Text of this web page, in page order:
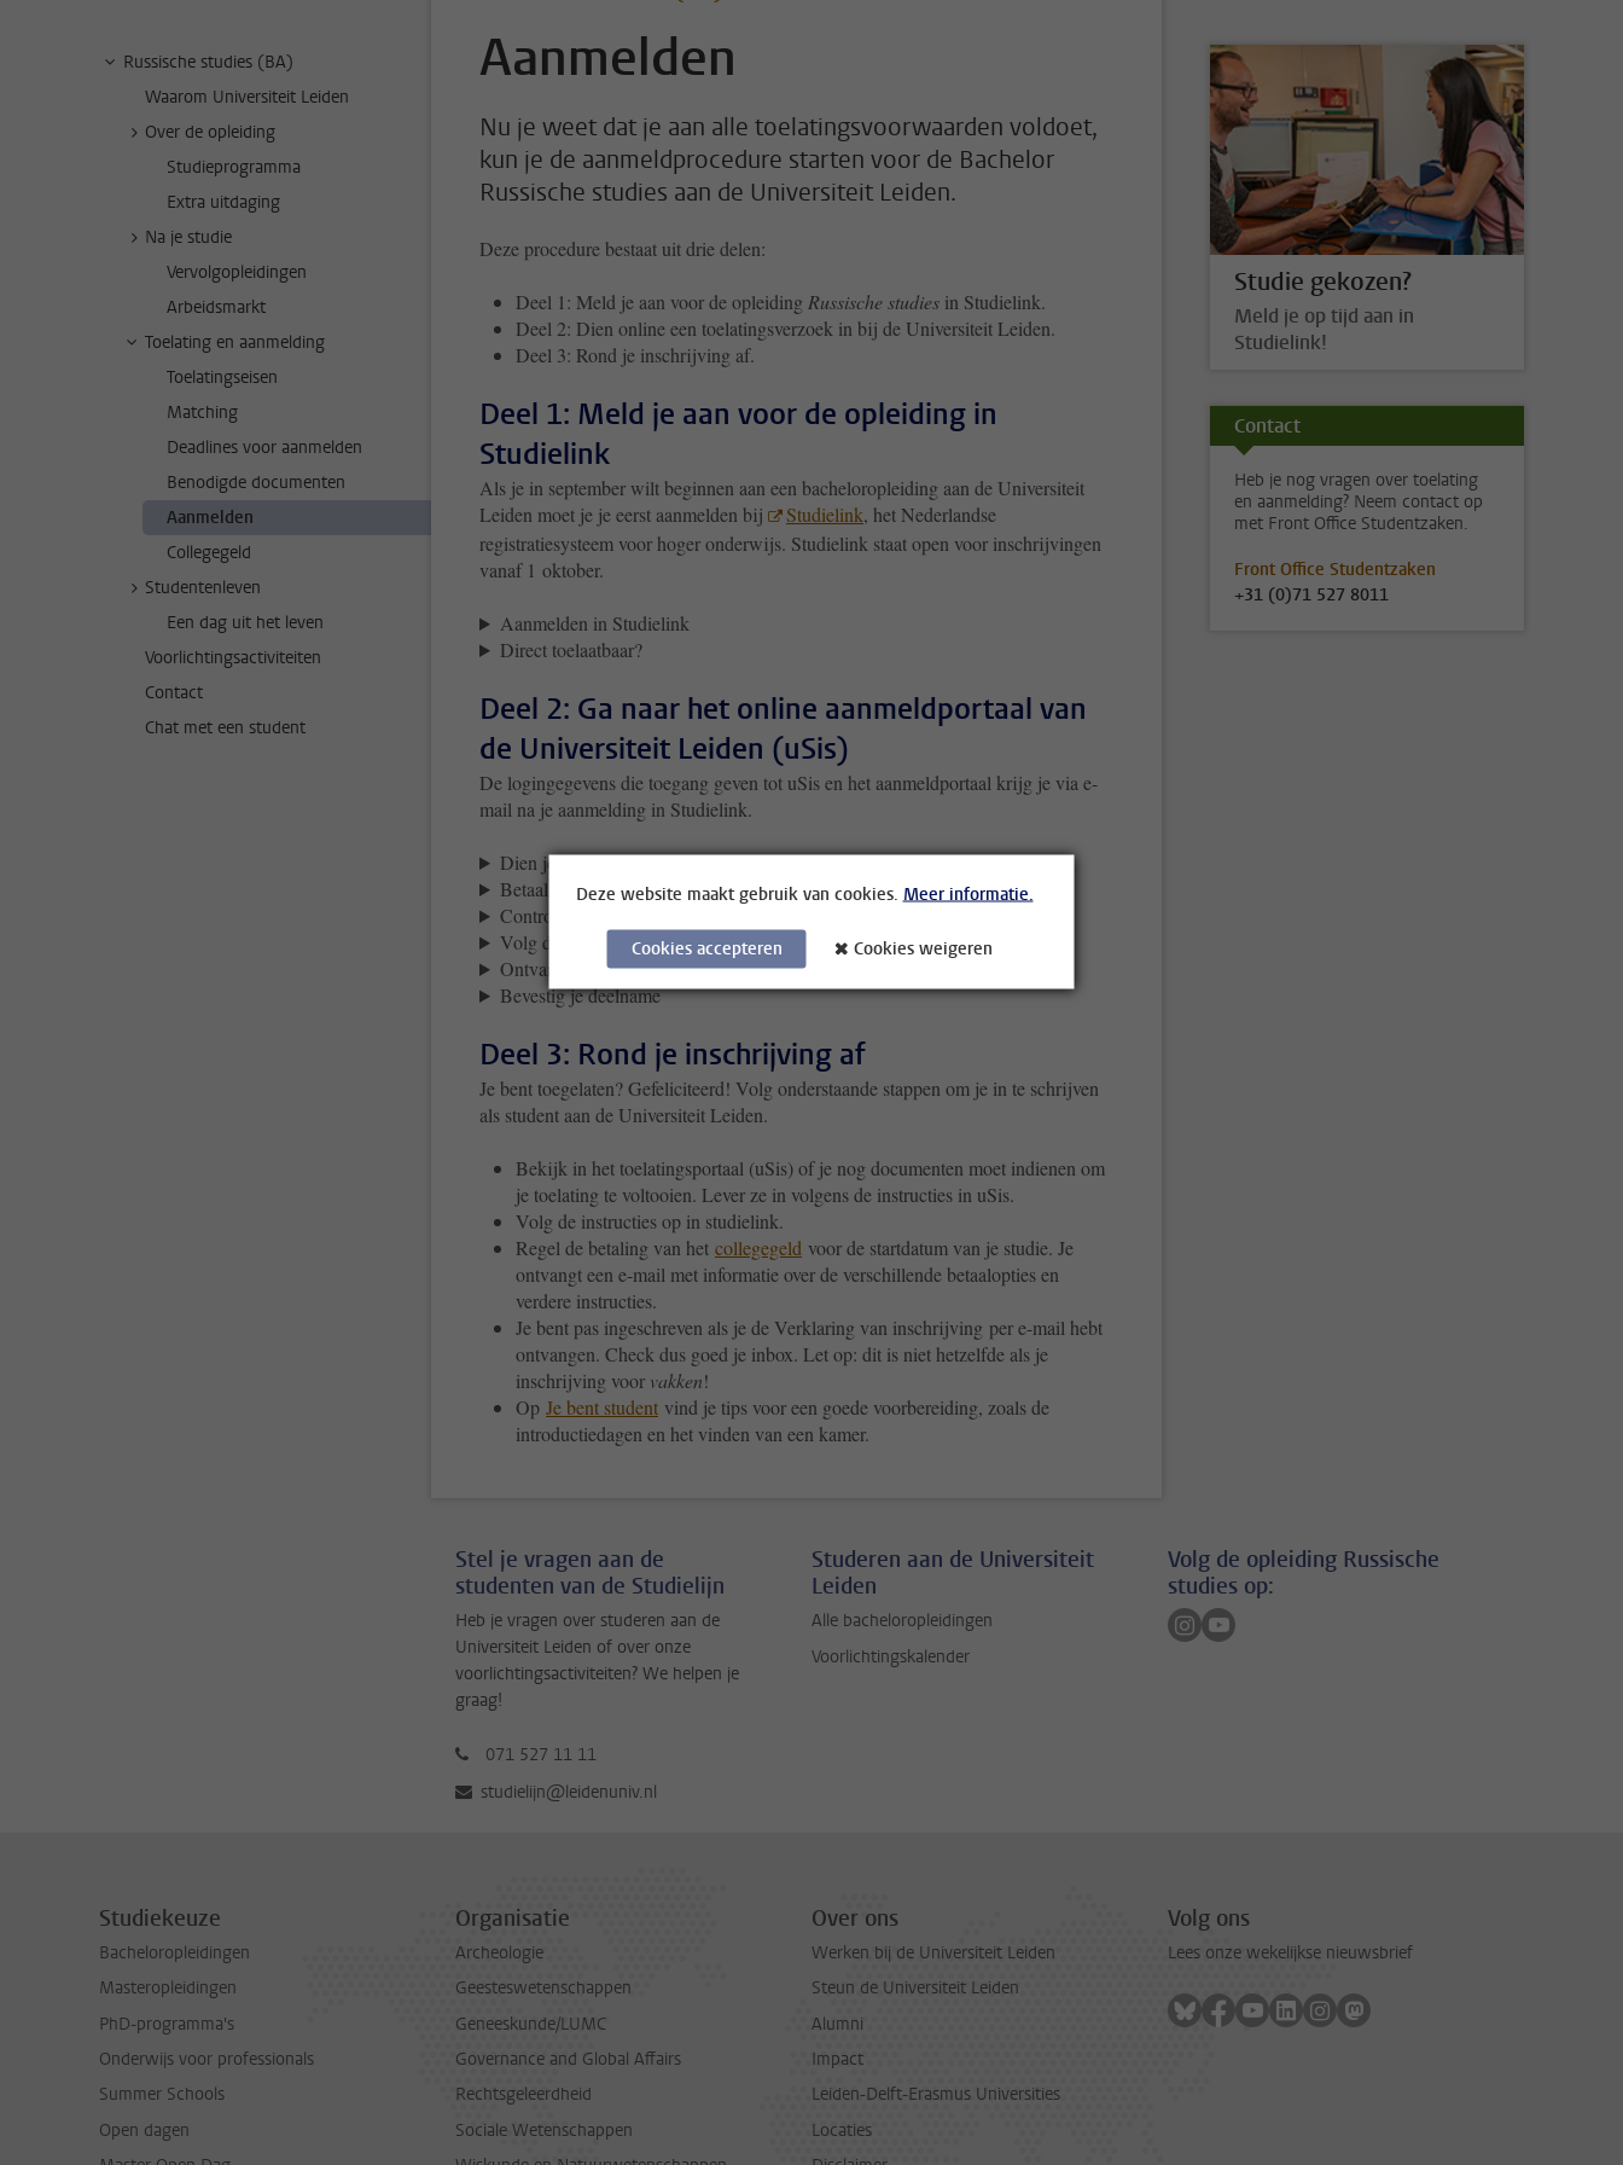
Russische studies (BA)
Waarom Universiteit Leiden
Over de opleiding
Studieprogramma
Extra uitdaging
Na je studie
Vervolgopleidingen
Arbeidsmarkt
Toelating en aanmelding
Toelatingseisen
Matching
Deadlines voor aanmelden
Benodigde documenten
Aanmelden
Collegegeld
Studentenleven
Een dag uit het leven
Voorlichtingsactiviteiten
Contact
Chat met een student
Aanmelden
Nu je weet dat je aan alle toelatingsvoorwaarden voldoet,
kun je de aanmeldprocedure starten voor de Bachelor
Russische studies aan de Universiteit Leiden.
Deze procedure bestaat uit drie delen:
Deel 1: Meld je aan voor de opleiding Russische studies in Studielink.
Deel 2: Dien online een toelatingsverzoek in bij de Universiteit Leiden.
Deel 3: Rond je inschrijving af.
Deel 1: Meld je aan voor de opleiding in
Studielink
Als je in september wilt beginnen aan een bacheloropleiding aan de Universiteit
Leiden moet je je eerst aanmelden bij
Studielink, het Nederlandse
registratiesysteem voor hoger onderwijs. Studielink staat open voor inschrijvingen
vanaf 1 oktober.
Aanmelden in Studielink
Direct toelaatbaar?
Deel 2: Ga naar het online aanmeldportaal van
de Universiteit Leiden (uSis)
De logingegevens die toegang geven tot uSis en het aanmeldportaal krijg je via e-
mail na je aanmelding in Studielink.
Dien je online toelatingsverzoek in
Betaal de administratiekosten (indien van toepassing)
Controleer andere praktische zaken
Volg de status van je aanvraag
Ontvang het besluit van de toelatingscommissie
Bevestig je deelname
Deel 3: Rond je inschrijving af
Je bent toegelaten? Gefeliciteerd! Volg onderstaande stappen om je in te schrijven
als student aan de Universiteit Leiden.
Bekijk in het toelatingsportaal (uSis) of je nog documenten moet indienen om
je toelating te voltooien. Lever ze in volgens de instructies in uSis.
Volg de instructies op in studielink.
Regel de betaling van het collegegeld voor de startdatum van je studie. Je
ontvangt een e-mail met informatie over de verschillende betaalopties en
verdere instructies.
Je bent pas ingeschreven als je de Verklaring van inschrijving per e-mail hebt
ontvangen. Check dus goed je inbox. Let op: dit is niet hetzelfde als je
inschrijving voor vakken!
Op Je bent student vind je tips voor een goede voorbereiding, zoals de
introductiedagen en het vinden van een kamer.
Studie gekozen?
Meld je op tijd aan in
Studielink!
Contact
Heb je nog vragen over toelating
en aanmelding? Neem contact op
met Front Office Studentzaken.
Front Office Studentzaken
+31 (0)71 527 8011
Stel je vragen aan de
studenten van de Studielijn
Heb je vragen over studeren aan de
Universiteit Leiden of over onze
voorlichtingsactiviteiten? We helpen je
graag!
071 527 11 11
studielijn@leidenuniv.nl
Studeren aan de Universiteit
Leiden
Alle bacheloropleidingen
Voorlichtingskalender
Volg de opleiding Russische
studies op:
Volg ons op instagram
Volg ons op youtube
Studiekeuze
Bacheloropleidingen
Masteropleidingen
PhD-programma's
Onderwijs voor professionals
Summer Schools
Open dagen
Organisatie
Archeologie
Geesteswetenschappen
Geneeskunde/LUMC
Governance and Global Affairs
Rechtsgeleerdheid
Sociale Wetenschappen
Over ons
Werken bij de Universiteit Leiden
Steun de Universiteit Leiden
Alumni
Impact
Leiden-Delft-Erasmus Universities
Locaties
Volg ons
Lees onze wekelijkse nieuwsbrief
Volg ons op bluesky
Volg ons op facebook
Volg ons op youtube
Volg ons op linkedin
Volg ons op instagram
Volg ons op mastodon
Deze website maakt gebruik van cookies. Meer informatie.
Cookies accepteren Cookies weigeren